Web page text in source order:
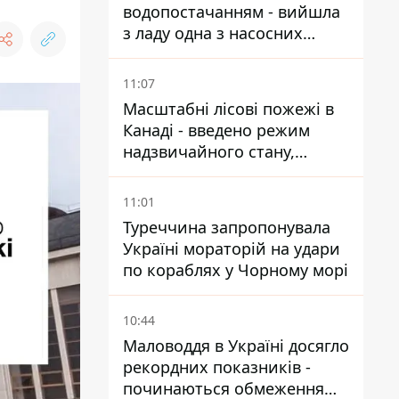
водопостачанням - вийшла
з ладу одна з насосних
станцій
11:07
Масштабні лісові пожежі в
Канаді - введено режим
надзвичайного стану,
виїхали понад 20 тисяч
людей
11:01
Туреччина запропонувала
Україні мораторій на удари
по кораблях у Чорному морі
10:44
Маловоддя в Україні досягло
рекордних показників -
починаються обмеження